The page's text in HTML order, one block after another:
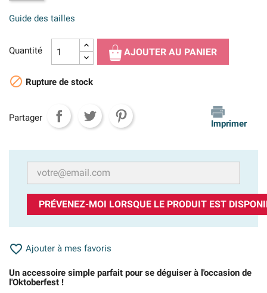
Guide des tailles
Quantité AJOUTER AU PANIER
 Rupture de stock
Partager
Imprimer
PRÉVENEZ-MOI LORSQUE LE PRODUIT EST
 Ajouter à mes favoris
Un accessoire simple parfait pour se déguiser à l'occasion de
l'Oktoberfest !